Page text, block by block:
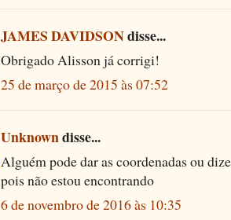
JAMES DAVIDSONdisse...
Obrigado Alisson já corrigi!
25 de março de 2015 às 07:52
Unknowndisse...
Alguém pode dar as coordenadas ou
pois não estou encontrando
6 de novembro de 2016 às 10:35